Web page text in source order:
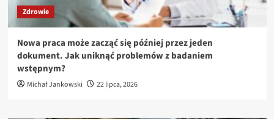
Zdrowie
Nowa praca może zacząć się później przez jeden
dokument. Jak uniknąć problemów z badaniem
wstępnym?
Michał Jankowski 22 lipca, 2026